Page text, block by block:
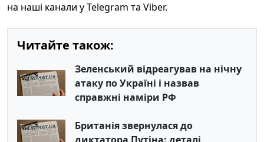
на наші канали у Telegram та Viber.
Читайте також:
Зеленський відреагував на нічну
атаку по Україні і назвав
справжні наміри РФ
Британія звернулася до